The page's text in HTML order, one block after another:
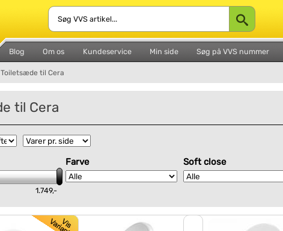
Blog Om os Kundeservice Min side Søg på VVS nummer
Toiletsæde til Cera
til Cera
1.749,-
Farve Soft close